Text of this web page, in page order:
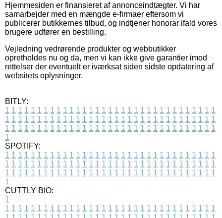
Hjemmesiden er finansieret af annonceindtægter. Vi har
samarbejder med en mængde e-firmaer eftersom vi
publicerer butikkernes tilbud, og indtjener honorar ifald vores
brugere udfører en bestilling.
Vejledning vedrørende produkter og webbutikker
opretholdes nu og da, men vi kan ikke give garantier imod
rettelser der eventuelt er iværksat siden sidste opdatering af
websitets oplysninger.
BITLY:
1 1 1 1 1 1 1 1 1 1 1 1 1 1 1 1 1 1 1 1 1 1 1 1 1 1 1 1 1 1 1 1 1
1 1 1 1 1 1 1 1 1 1 1 1 1 1 1 1 1 1 1 1 1 1 1 1 1 1 1 1 1 1 1 1 1
1 1 1 1 1 1 1 1 1 1 1 1 1 1 1 1 1 1 1 1 1 1 1 1 1 1 1 1 1 1 1 1 1
1
SPOTIFY:
1 1 1 1 1 1 1 1 1 1 1 1 1 1 1 1 1 1 1 1 1 1 1 1 1 1 1 1 1 1 1 1 1
1 1 1 1 1 1 1 1 1 1 1 1 1 1 1 1 1 1 1 1 1 1 1 1 1 1 1 1 1 1 1 1 1
1 1 1 1 1 1 1 1 1 1 1 1 1 1 1 1 1 1 1 1 1 1 1 1 1 1 1 1 1 1 1 1 1
1
CUTTLY BIO:
1
1 1 1 1 1 1 1 1 1 1 1 1 1 1 1 1 1 1 1 1 1 1 1 1 1 1 1 1 1 1 1 1 1